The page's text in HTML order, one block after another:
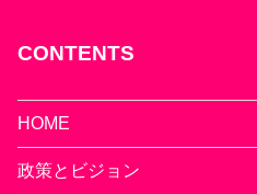
CONTENTS
HOME
政策とビジョン